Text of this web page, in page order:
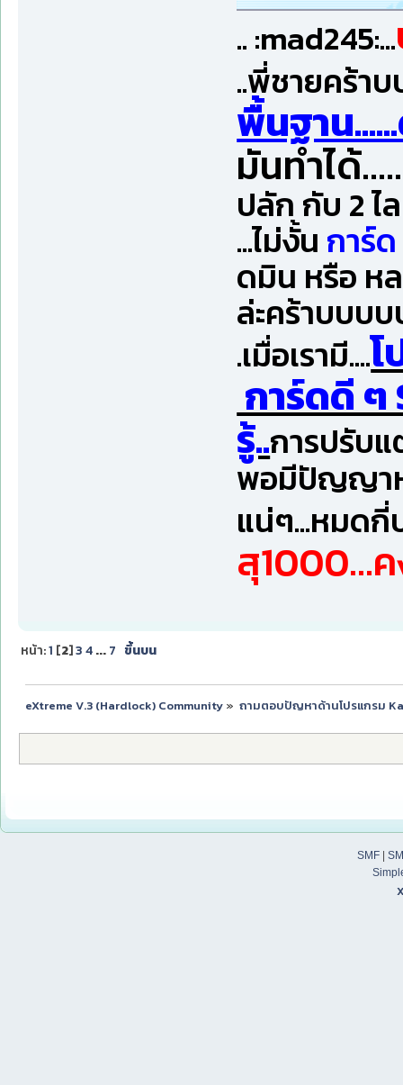
.. :mad245:...
..พี่ชายคร้า
พื้นฐาน
มันทำได้
ปลัก กับ 2 ไ
...ไม่งั้น การ์
ดมิน หรือ หล
ล่ะคร้าบบบบ
.เมื่อเรามี....
การ์ดดี ๆ
รู้..การปรับแ
พอมีปัญญาหา
แน่ๆ...หมดกี่
สุ1000...
หน้า:1 [2]3 4 ... 7 ขึ้นบน
eXtreme V.3 (Hardlock) Community» ถามตอบปัญหาด้านโปรแกรม
SMF|